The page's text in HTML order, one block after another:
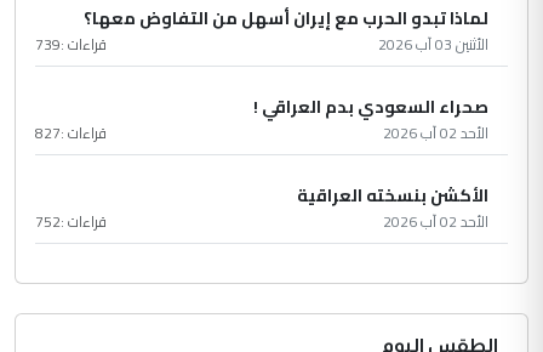
لماذا تبدو الحرب مع إيران أسهل من التفاوض معها؟
الأثنين 03 آب 2026 قراءات :739
صحراء السعودي بدم العراقي !
الأحد 02 آب 2026 قراءات :827
الأكشن بنسخته العراقية
الأحد 02 آب 2026 قراءات :752
الطقس اليوم